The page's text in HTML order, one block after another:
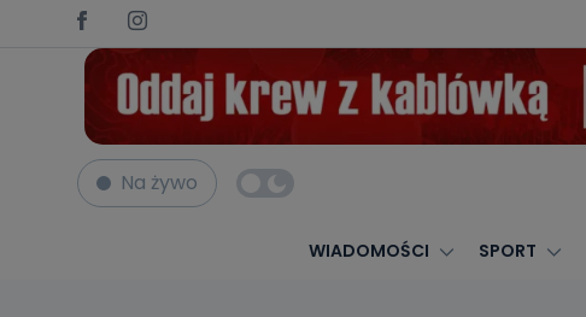
Na żywo
WIADOMOŚCI SPORT